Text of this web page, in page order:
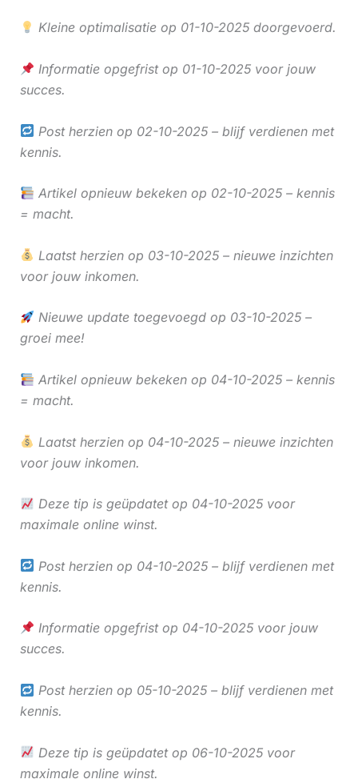
Kleine optimalisatie op 01-10-2025 doorgevoerd.
Informatie opgefrist op 01-10-2025 voor jouw
succes.
Post herzien op 02-10-2025 – blijf verdienen met
kennis.
Artikel opnieuw bekeken op 02-10-2025 – kennis
= macht.
Laatst herzien op 03-10-2025 – nieuwe inzichten
voor jouw inkomen.
Nieuwe update toegevoegd op 03-10-2025 –
groei mee!
Artikel opnieuw bekeken op 04-10-2025 – kennis
= macht.
Laatst herzien op 04-10-2025 – nieuwe inzichten
voor jouw inkomen.
Deze tip is geüpdatet op 04-10-2025 voor
maximale online winst.
Post herzien op 04-10-2025 – blijf verdienen met
kennis.
Informatie opgefrist op 04-10-2025 voor jouw
succes.
Post herzien op 05-10-2025 – blijf verdienen met
kennis.
Deze tip is geüpdatet op 06-10-2025 voor
maximale online winst.